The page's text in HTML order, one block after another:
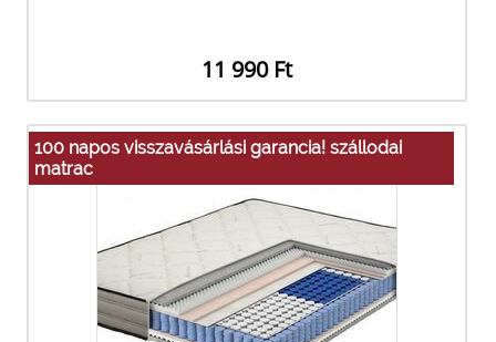
11 990 Ft
100 napos visszavásárlási garancia! szállodai
matrac